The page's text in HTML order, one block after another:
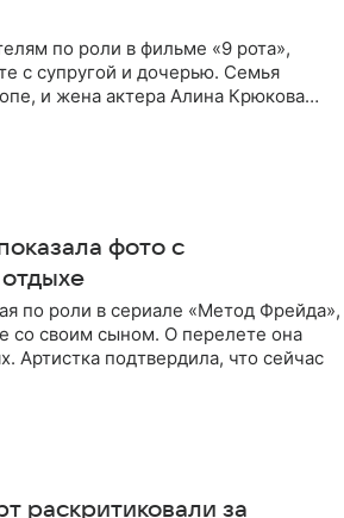
по роли в фильме «9 рота»,
с супругой и дочерью. Семья
и жена актера Алина Крюкова
фото с
по роли в сериале «Метод Фрейда»,
со своим сыном. О перелете она
Артистка подтвердила, что сейчас
раскритиковали за